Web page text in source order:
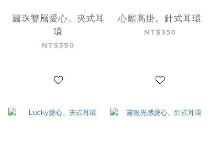
圓珠雙層愛心。夾式耳
環
NT$390
心願高掛。針式耳環
NT$350